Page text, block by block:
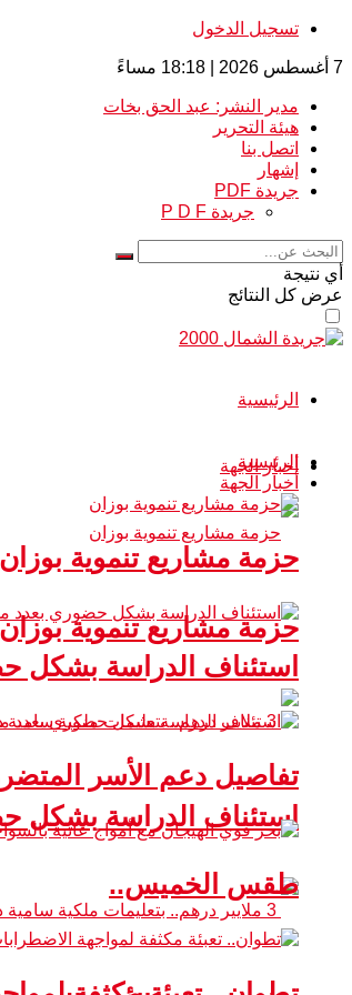
تسجيل الدخول
7 أغسطس 2026 | 18:18 مساءً
مدير النشر: عبد الحق بخات
هيئة التحرير
اتصل بنا
إشهار
جريدة PDF
جريدة P D F
أي نتيجة
عرض كل النتائج
الرئيسية
أخبار الجهة
حزمة مشاريع تنموية بوزان
استئناف الدراسة بشكل
الرئيسية
أخبار الجهة
حزمة مشاريع تنموية بوزان
استئناف الدراسة بشكل
تفاصيل دعم الأسر
طقس الخميس..